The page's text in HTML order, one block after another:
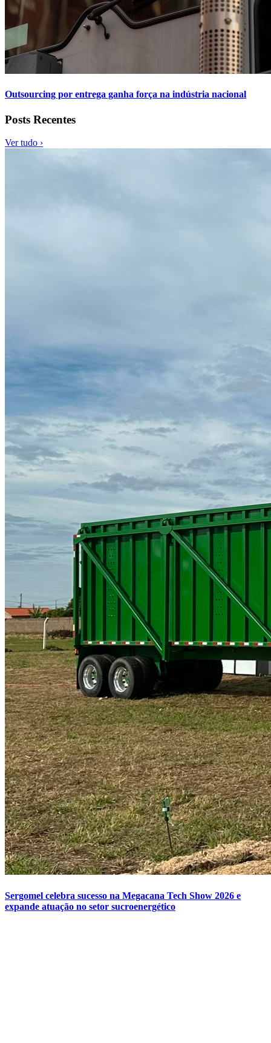
Outsourcing por entrega ganha força na indústria nacional
Posts Recentes
Ver tudo ›
Sergomel celebra sucesso na Megacana Tech Show 2026 e
expande atuação no setor sucroenergético